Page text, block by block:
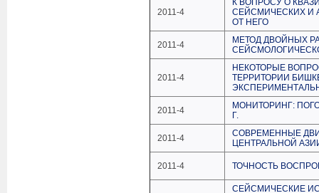
2011-4
К ВОПРОСУ О
СЕЙСМИЧЕСКИХ И
ОТ НЕГО
2011-4
МЕТОД ДВОЙНЫХ
2011-4
НЕКОТОРЫЕ
ТЕРРИТОРИИ
2011-4
МОНИТОРИНГ:
Г.
2011-4
СОВРЕМЕННЫЕ
ЦЕНТРАЛЬНОЙ
2011-4 ТОЧНОСТЬ
СЕЙСМИЧЕСКИЕ